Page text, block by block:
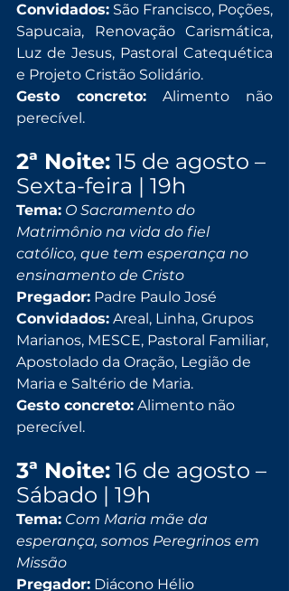
Convidados: São Francisco, Poções,
Sapucaia, Renovação Carismática,
Luz de Jesus, Pastoral Catequética
e Projeto Cristão Solidário.
Gesto concreto: Alimento não
perecível.
2ª Noite: 15 de agosto –
Sexta-feira | 19h
Tema: O Sacramento do
Matrimônio na vida do fiel
católico, que tem esperança no
ensinamento de Cristo
Pregador: Padre Paulo José
Convidados: Areal, Linha, Grupos
Marianos, MESCE, Pastoral Familiar,
Apostolado da Oração, Legião de
Maria e Saltério de Maria.
Gesto concreto: Alimento não
perecível.
3ª Noite: 16 de agosto –
Sábado | 19h
Tema: Com Maria mãe da
esperança, somos Peregrinos em
Missão
Pregador: Diácono Hélio